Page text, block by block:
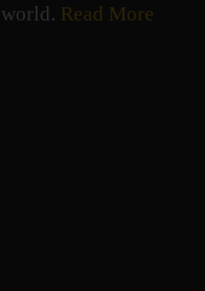
Read More